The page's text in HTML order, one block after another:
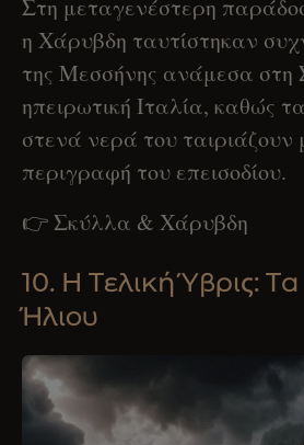
Στη μεταγενέστερη
η Χάρυβδη ταυτίστηκαν
της Μεσσήνης ανάμεσα στη
ηπειρωτική Ιταλία, καθώς
στενά νερά του ταιριάζουν
περιγραφή του επεισοδίου.
👉 Σκύλλα & Χάρυβδη
10. Η Τελική Ύβρις:
Ήλιου